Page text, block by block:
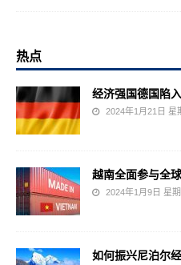
热点
经济强国德国陷
2024年1月21日 星
越南全面参与全
2024年1月9日 星
如何振兴尼泊尔经